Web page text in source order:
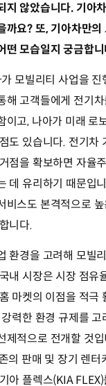
지 않았습니다. 기아
까요? 또, 기아차만의
떤 모습일지 궁금합
가 모빌리티 사업을
해 고객들에게 전기
이고, 나아가 미래 로
도 있습니다. 전기차
점을 확보하면 자율
데 유리하기 때문입
비스도 본격적으로
니다.
환경을 고려해 모빌
내 시장은 시장 점유
마켓의 이점을 적극
력한 환경 규제를
제적으로 전개할 것
의 판매 및 장기 렌
아 플렉스(KIA